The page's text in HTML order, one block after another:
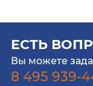
ЕСТЬ
Вы можете
8 495 939-